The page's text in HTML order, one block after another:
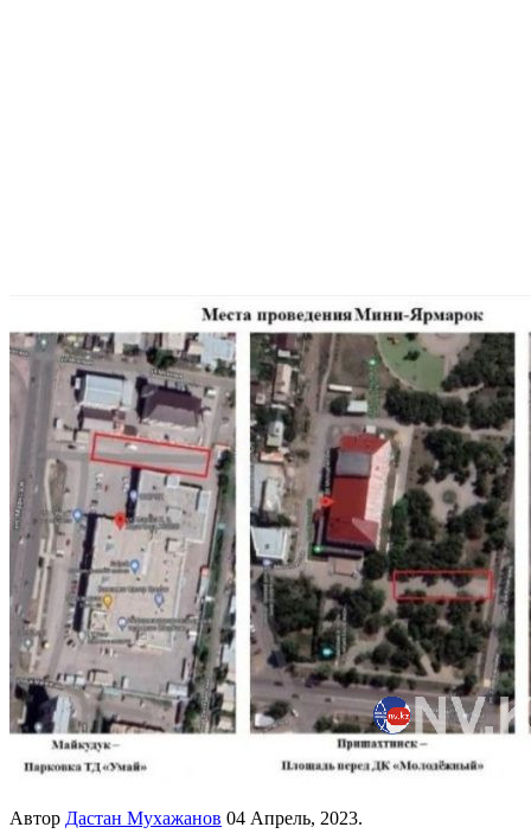
Автор Дастан Мухажанов 04 Апрель, 2023.